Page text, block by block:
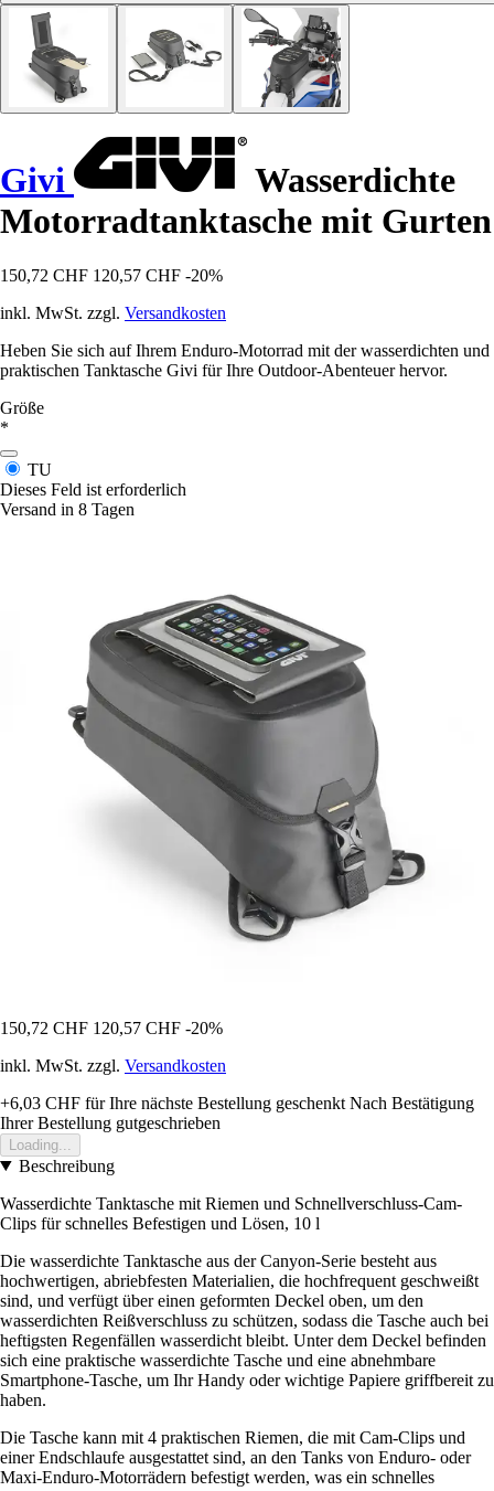
Givi
Wasserdichte
Motorradtanktasche mit Gurten
150,72 CHF 120,57 CHF -20%
inkl. MwSt. zzgl. Versandkosten
Heben Sie sich auf Ihrem Enduro-Motorrad mit der wasserdichten und
praktischen Tanktasche Givi für Ihre Outdoor-Abenteuer hervor.
Größe
*
TU
Dieses Feld ist erforderlich
Versand in 8 Tagen
150,72 CHF 120,57 CHF -20%
inkl. MwSt. zzgl. Versandkosten
+6,03 CHF für Ihre nächste Bestellung geschenkt Nach Bestätigung
Ihrer Bestellung gutgeschrieben
Loading...
Beschreibung
Wasserdichte Tanktasche mit Riemen und Schnellverschluss-Cam-
Clips für schnelles Befestigen und Lösen, 10 l
Die wasserdichte Tanktasche aus der Canyon-Serie besteht aus
hochwertigen, abriebfesten Materialien, die hochfrequent geschweißt
sind, und verfügt über einen geformten Deckel oben, um den
wasserdichten Reißverschluss zu schützen, sodass die Tasche auch bei
heftigsten Regenfällen wasserdicht bleibt. Unter dem Deckel befinden
sich eine praktische wasserdichte Tasche und eine abnehmbare
Smartphone-Tasche, um Ihr Handy oder wichtige Papiere griffbereit zu
haben.
Die Tasche kann mit 4 praktischen Riemen, die mit Cam-Clips und
einer Endschlaufe ausgestattet sind, an den Tanks von Enduro- oder
Maxi-Enduro-Motorrädern befestigt werden, was ein schnelles